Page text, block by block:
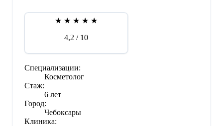
★ ★ ★ ★ ★
4,2 / 10
Специализации:
Косметолог
Стаж:
6 лет
Город:
Чебоксары
Клиника: